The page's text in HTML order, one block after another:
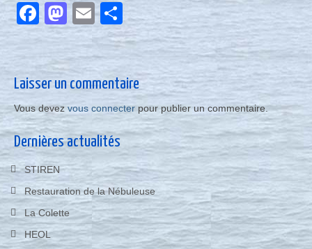
Facebook
Mastodon
EmailPartager
Laisser un commentaire
Vous devez vous connecterpour publier un commentaire.
Dernières actualités
STIREN
Restauration de la Nébuleuse
La Colette
HEOL